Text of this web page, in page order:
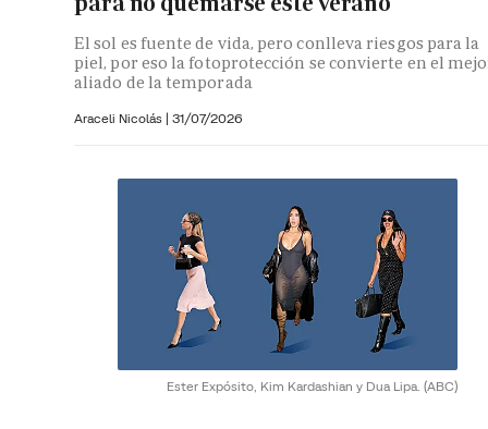
El sol es fuente de vida, pero conlleva riesgos para la
piel, por eso la fotoprotección se convierte en el
aliado de la temporada
Araceli Nicolás | 31/07/2026
Ester Expósito, Kim Kardashian y Dua Lipa. (ABC)